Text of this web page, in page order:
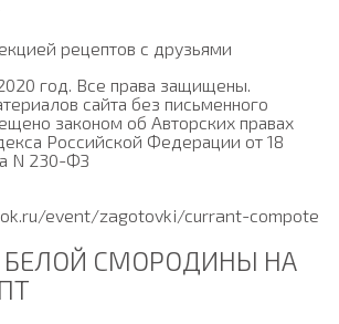
рецептов с друзьями
год. Все права защищены.
сайта без письменного
законом об Авторских правах
Российской Федерации от 18
N 230-ФЗ
event/zagotovki/currant-compote
СМОРОДИНЫ НА